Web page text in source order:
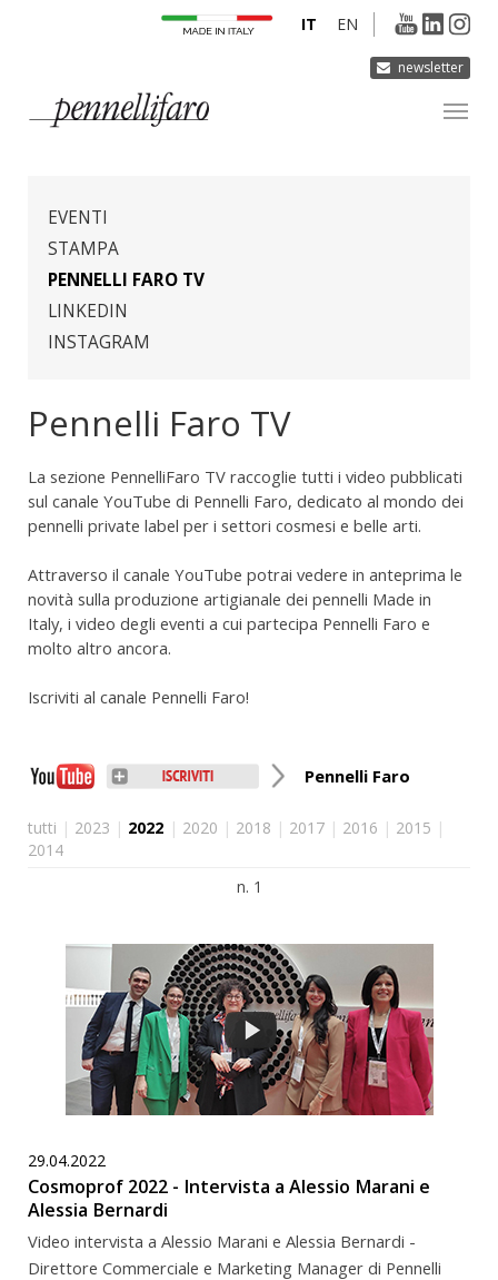
newsletter
EN
IT
PRODOTTI
INNOVAZIONE
DERMOCURA
MEDIA
EVENTI
STAMPA
PENNELLI FARO TV
LINKEDIN
INSTAGRAM
Pennelli Faro TV
La sezione PennelliFaro TV raccoglie tutti i video pubblicati
sul canale YouTube di Pennelli Faro, dedicato al mondo dei
pennelli private label per i settori cosmesi e belle arti.
Attraverso il canale YouTube potrai vedere in anteprima le
novità sulla produzione artigianale dei pennelli Made in
Italy, i video degli eventi a cui partecipa Pennelli Faro e
molto altro ancora.
Iscriviti al canale Pennelli Faro!
Pennelli Faro
tutti | 2023 | 2022 | 2020 | 2018 | 2017 | 2016 | 2015 |
2014
n. 1
29.04.2022
Cosmoprof 2022 - Intervista a Alessio Marani e
Alessia Bernardi
Video intervista a Alessio Marani e Alessia Bernardi -
Direttore Commerciale e Marketing Manager di Pennelli